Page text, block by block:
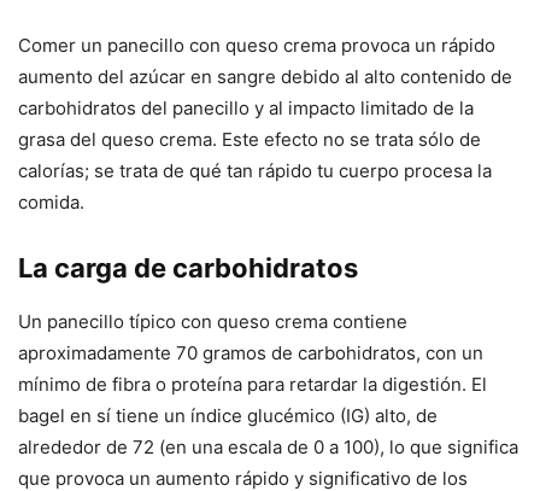
Comer un panecillo con queso crema provoca un rápido
aumento del azúcar en sangre debido al alto contenido de
carbohidratos del panecillo y al impacto limitado de la
grasa del queso crema. Este efecto no se trata sólo de
calorías; se trata de qué tan rápido tu cuerpo procesa la
comida.
La carga de carbohidratos
Un panecillo típico con queso crema contiene
aproximadamente 70 gramos de carbohidratos, con un
mínimo de fibra o proteína para retardar la digestión. El
bagel en sí tiene un índice glucémico (IG) alto, de
alrededor de 72 (en una escala de 0 a 100), lo que significa
que provoca un aumento rápido y significativo de los